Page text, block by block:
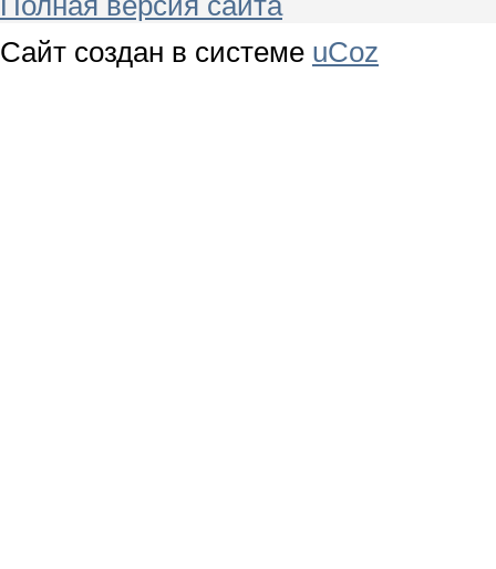
Сайт создан в системе uCoz